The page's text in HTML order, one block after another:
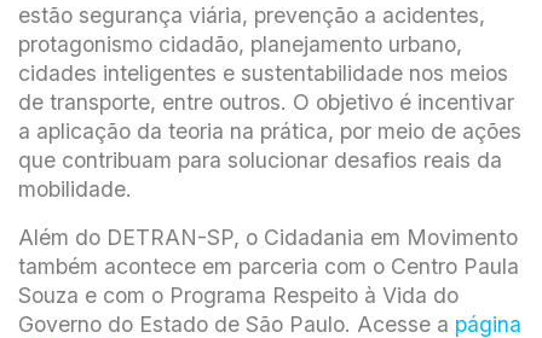
estão segurança viária, prevenção a acidentes,
protagonismo cidadão, planejamento urbano,
cidades inteligentes e sustentabilidade nos meios
de transporte, entre outros. O objetivo é incentivar
a aplicação da teoria na prática, por meio de ações
que contribuam para solucionar desafios reais da
mobilidade.
Além do DETRAN-SP, o Cidadania em Movimento
também acontece em parceria com o Centro Paula
Souza e com o Programa Respeito à Vida do
Governo do Estado de São Paulo. Acesse a página